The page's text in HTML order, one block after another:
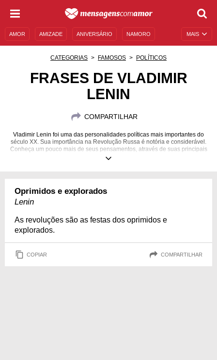
MAIS
AMOR AMIZADE ANIVERSÁRIO NAMORO
MENSAGENS DE ANIVERSÁRIO
CATEGORIAS FAMOSOS POLÍTICOS
FRASES DE VLADIMIR
LENIN
COMPARTILHAR
Vladimir Lenin foi uma das personalidades políticas mais importantes do
século XX. Sua importância na Revolução Russa é notória e considerável.
Conheça um pouco mais de seus pensamentos, através de suas principais
frases.
Oprimidos e explorados
Lenin
As revoluções são as festas dos oprimidos e
explorados.
COPIAR COMPARTILHAR